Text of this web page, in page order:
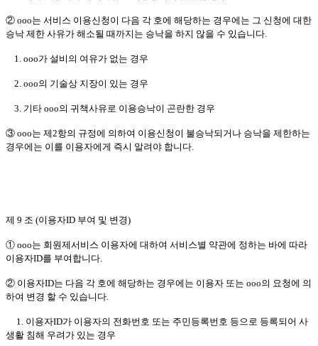
② ooo는 서비스 이용신청이 다음 각 호에 해당하는 경우에는 그 신청에 대한
승낙 제한 사유가 해소될 때까지는 승낙을 하지 않을 수 있습니다.
1. ooo가 설비의 여유가 없는 경우
2. ooo의 기술상 지장이 있는 경우
3. 기타 ooo의 귀책사유로 이용승낙이 곤란한 경우
③ ooo는 제2항의 규정에 의하여 이용신청이 불승낙되거나 승낙을 제한하는
경우에는 이를 이용자에게 즉시 알려야 합니다.
제 9 조 (이용자ID 부여 및 변경)
① ooo는 회원제서비스 이용자에 대하여 서비스별 약관에 정하는 바에 따라
이용자ID를 부여합니다.
② 이용자ID는 다음 각 호에 해당하는 경우에는 이용자 또는 ooo의 요청에 의
하여 변경 할 수 있습니다.
1. 이용자ID가 이용자의 전화번호 또는 주민등록번호 등으로 등록되어 사
생활 침해 우려가 있는 경우